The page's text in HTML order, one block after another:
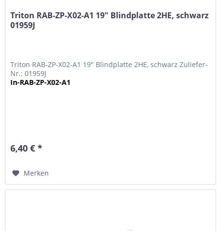
Triton RAB-ZP-X02-A1 19" Blindplatte 2HE, schwarz
01959J
Triton RAB-ZP-X02-A1 19" Blindplatte 2HE, schwarz Zuliefer-
Nr.: 01959J
In-RAB-ZP-X02-A1
6,40 € *
Merken